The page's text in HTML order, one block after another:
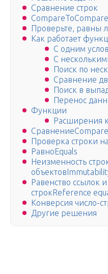
Сравнение строк
Проверьте, равны
Как работает
С одним
С
Поиск по
Сравнение
Поиск в
Перенос
Функции
Расширения к
СравнениеCompare
Проверка строки
РавноEquals
Неизменность
Равенство ссылок
строкReference
Конверсия число-
Другие решения